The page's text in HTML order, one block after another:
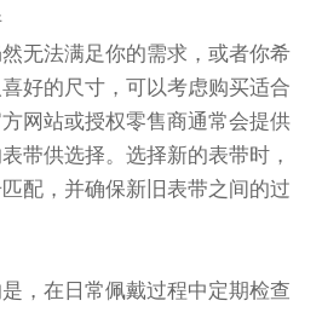
法满足你的需求，或者你希
好的尺寸，可以考虑购买适合
网站或授权零售商通常会提供
带供选择。选择新的表带时，
配，并确保新旧表带之间的过
在日常佩戴过程中定期检查